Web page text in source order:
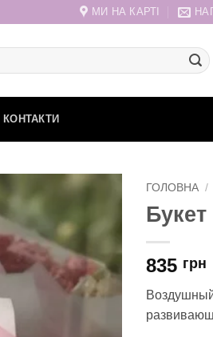
МИ НА КАРТІ
КОНТАКТИ
ГОЛОВНА /
835 грн